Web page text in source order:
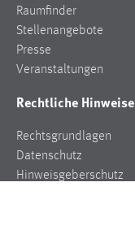
Raumfinder
Stellenangebote
Presse
Veranstaltungen
Rechtliche Hinweise
Rechtsgrundlagen
Datenschutz
Hinweisgeberschutz